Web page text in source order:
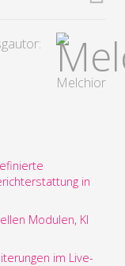
Melchior
in
Modulen, KI
im Live-